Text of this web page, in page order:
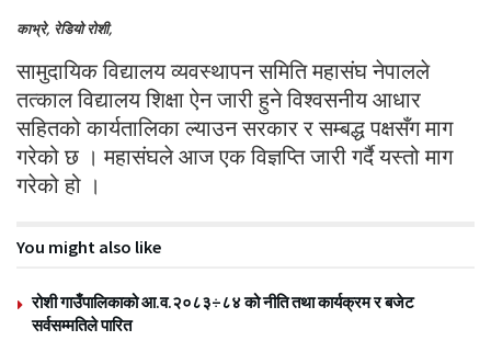
काभ्रे, रेडियो रोशी,
सामुदायिक विद्यालय व्यवस्थापन समिति महासंघ नेपालले
तत्काल विद्यालय शिक्षा ऐन जारी हुने विश्वसनीय आधार
सहितको कार्यतालिका ल्याउन सरकार र सम्बद्ध पक्षसँग माग
गरेको छ । महासंघले आज एक विज्ञप्ति जारी गर्दै यस्तो माग
गरेको हो ।
You might also like
रोशी गाउँपालिकाको आ.व.२०८३÷८४ को नीति तथा कार्यक्रम र बजेट
सर्वसम्मतिले पारित